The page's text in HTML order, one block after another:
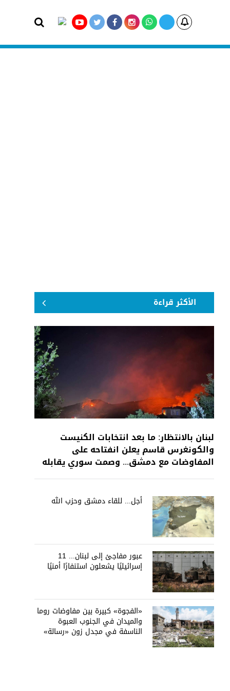
الأكثر قراءة
لبنان بالانتظار: ما بعد انتخابات الكنيست
والكونغرس قاسم يعلن انفتاحه على
المفاوضات مع دمشق... وصمت سوري يقابله
أجل... للقاء دمشق وحزب الله
عبور مفاجئ إلى لبنان... 11
إسرائيليًا يشعلون استنفارًا أمنيًا
«الفجوة» كبيرة بين مفاوضات روما
والميدان في الجنوب العبوة
الناسفة في مجدل زون «رسالة»